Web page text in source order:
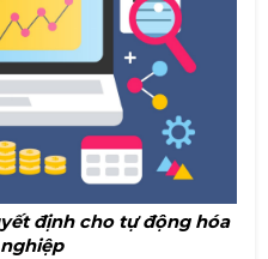
định cho tự động hóa